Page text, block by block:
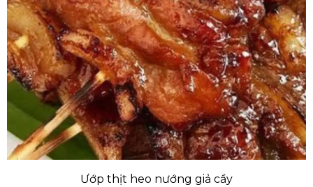
Ướp thịt heo nướng giả cầy